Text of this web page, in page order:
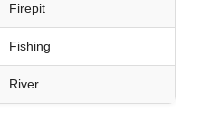
Firepit
Fishing
River